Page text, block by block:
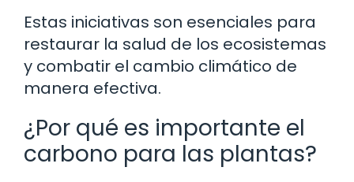
Estas iniciativas son esenciales para
restaurar la salud de los ecosistemas
y combatir el cambio climático de
manera efectiva.
¿Por qué es importante el
carbono para las plantas?